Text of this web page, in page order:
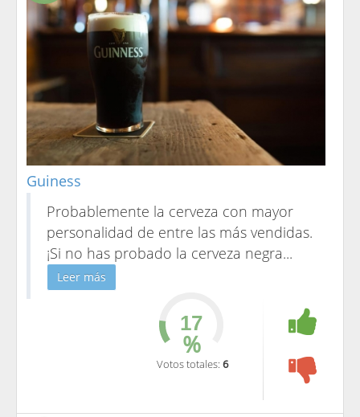
Guiness
Probablemente la cerveza con mayor
personalidad de entre las más vendidas.
¡Si no has probado la cerveza negra...
Leer más
%
Votos totales: 6